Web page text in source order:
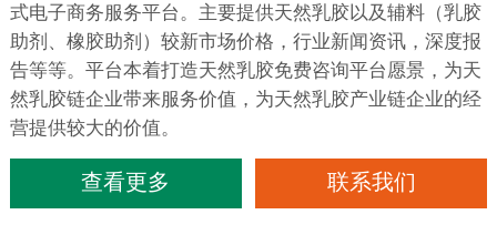
式电子商务服务平台。主要提供天然乳胶以及辅料（乳胶
助剂、橡胶助剂）较新市场价格，行业新闻资讯，深度报
告等等。平台本着打造天然乳胶免费咨询平台愿景，为天
然乳胶链企业带来服务价值，为天然乳胶产业链企业的经
营提供较大的价值。
查看更多 联系我们